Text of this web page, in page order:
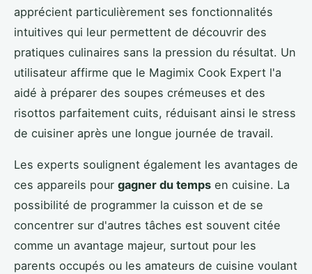
apprécient particulièrement ses fonctionnalités
intuitives qui leur permettent de découvrir des
pratiques culinaires sans la pression du résultat. Un
utilisateur affirme que le Magimix Cook Expert l'a
aidé à préparer des soupes crémeuses et des
risottos parfaitement cuits, réduisant ainsi le stress
de cuisiner après une longue journée de travail.
Les experts soulignent également les avantages de
ces appareils pour gagner du temps en cuisine. La
possibilité de programmer la cuisson et de se
concentrer sur d'autres tâches est souvent citée
comme un avantage majeur, surtout pour les
parents occupés ou les amateurs de cuisine voulant